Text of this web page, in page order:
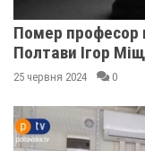
Помер професор
Полтави Ігор
25 червня 2024 0